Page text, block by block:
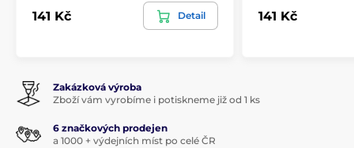
141 Kč Detail 141 Kč
Zakázková výroba
Zboží vám vyrobíme i potiskneme již od 1 ks
6 značkových prodejen
a 1000 + výdejních míst po celé ČR